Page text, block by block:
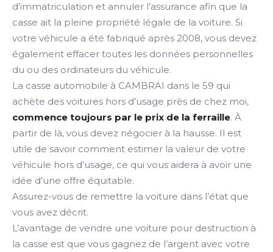
d’immatriculation et annuler l’assurance afin que la
casse ait la pleine propriété légale de la voiture. Si
votre véhicule a été fabriqué après 2008, vous devez
également effacer toutes les données personnelles
du ou des ordinateurs du véhicule.
La casse automobile à CAMBRAI dans le 59 qui
achète des voitures hors d’usage près de chez moi,
commence toujours par le prix de la ferraille. À
partir de là, vous devez négocier à la hausse. Il est
utile de savoir comment estimer la valeur de votre
véhicule hors d’usage, ce qui vous aidera à avoir une
idée d’une offre équitable.
Assurez-vous de remettre la voiture dans l’état que
vous avez décrit.
L’avantage de vendre une voiture pour destruction à
la casse est que vous gagnez de l’argent avec votre